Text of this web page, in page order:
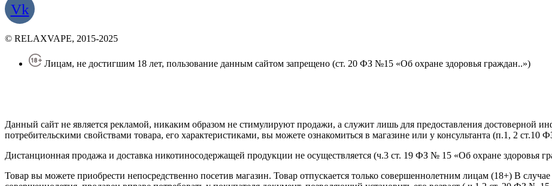
Vk
© RELAXVAPE, 2015-2025
Лицам, не достигшим 18 лет, пользование данным сайтом запрещено (ст. 20 ФЗ №15 «Об охране здоровья граждан..»)
Данный сайт не является рекламой, никаким образом не стимулируют продажи, а служит лишь для предоставления достоверной
потребительскими свойствами товара, его характеристиками, вы можете ознакомиться в магазине или у консультанта (п.1, 2
Дистанционная продажа и доставка никотиносодержащей продукции не осуществляется (ч.3 ст. 19 ФЗ № 15 «Об охране здоровья
Товар вы можете приобрести непосредственно посетив магазин. Товар отпускается только совершеннолетним лицам (18+) В